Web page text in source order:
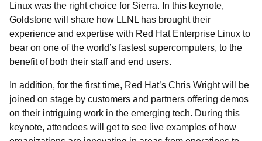
Linux was the right choice for Sierra. In this keynote,
Goldstone will share how LLNL has brought their
experience and expertise with Red Hat Enterprise Linux to
bear on one of the world’s fastest supercomputers, to the
benefit of both their staff and end users.
In addition, for the first time, Red Hat’s Chris Wright will be
joined on stage by customers and partners offering demos
on their intriguing work in the emerging tech. During this
keynote, attendees will get to see live examples of how